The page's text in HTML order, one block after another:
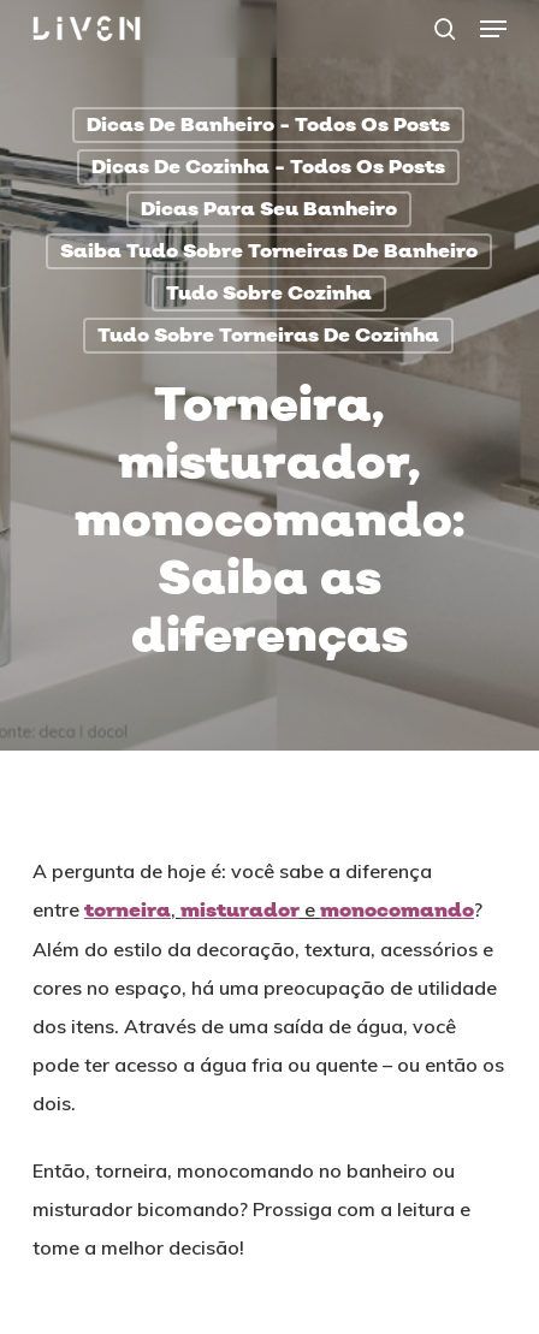
Skip
Menu
Dicas De Banheiro - Todos Os Posts
Dicas De Cozinha - Todos Os Posts
Dicas Para Seu Banheiro
Saiba Tudo Sobre Torneiras De Banheiro
Tudo Sobre Cozinha
Tudo Sobre Torneiras De Cozinha
Torneira,
misturador,
monocomando:
Saiba as
diferenças
A pergunta de hoje é: você sabe a diferença
entre torneira, misturadore monocomando?
Além do estilo da decoração, textura, acessórios e
cores no espaço, há uma preocupação de utilidade
dos itens. Através de uma saída de água, você
pode ter acesso a água fria ou quente – ou então os
dois.
Então, torneira, monocomando no banheiro ou
misturador bicomando? Prossiga com a leitura e
tome a melhor decisão!